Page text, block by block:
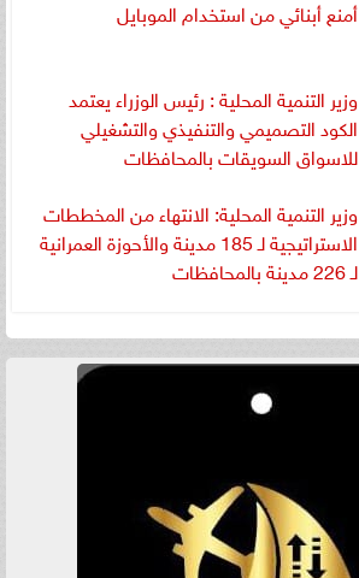
أمنع أبنائي من استخدام الموبايل
وزير التنمية المحلية : رئيس الوزراء يعتمد
الكود التصميمي والتنفيذي والتشغيلي
للاسواق السويقات بالمحافظات
وزير التنمية المحلية: الانتهاء من المخططات
الاستراتيجية لـ 185 مدينة والأحوزة العمرانية
لـ 226 مدينة بالمحافظات